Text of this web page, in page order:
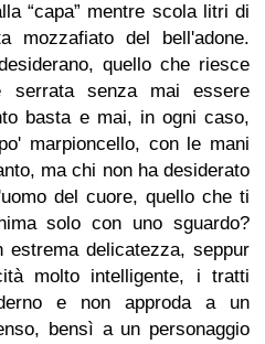
“capa” mentre scola litri di
mozzafiato del bell'adone.
quello che riesce
serrata senza mai essere
basta e mai, in ogni caso,
marpioncello, con le mani
ma chi non ha desiderato
del cuore, quello che ti
solo con uno sguardo?
estrema delicatezza, seppur
molto intelligente, i tratti
e non approda a un
bensì a un personaggio